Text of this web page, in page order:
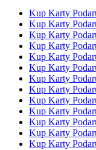
Kup Karty
Kup Karty
Kup Karty
Kup Karty
Kup Karty
Kup Karty
Kup Karty
Kup Karty
Kup Karty
Kup Karty
Kup Karty
Kup Karty
Kup Karty